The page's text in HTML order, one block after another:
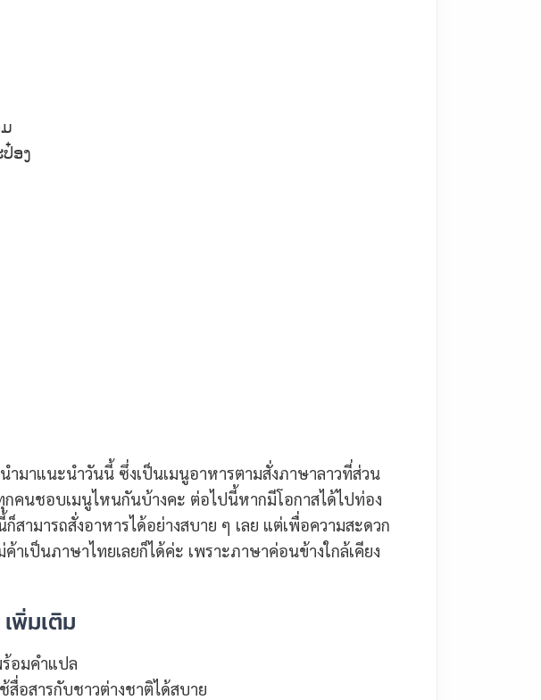
ອງ
ำมาแนะนำวันนี้ ซึ่งเป็นเมนูอาหารตามสั่งภาษาลาวที่ส่วน
คนชอบเมนูไหนกันบ้างคะ ต่อไปนี้หากมีโอกาสได้ไปท่อง
สามารถสั่งอาหารได้อย่างสบาย ๆ เลย แต่เพื่อความสะดวก
เป็นภาษาไทยเลยก็ได้ค่ะ เพราะภาษาค่อนข้างใกล้เคียง
พิ่มเติม
อมคำแปล
อสารกับชาวต่างชาติได้สบาย